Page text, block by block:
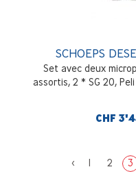
SCHOEPS
Set avec deux
assortis, 2 * SG 20, Peli
CHF
< 1 2 3